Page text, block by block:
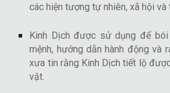
các hiện tượng tự nhiên, xã hội
Kinh Dịch được sử dụng để
mệnh, hướng dẫn hành động và
xưa tin rằng Kinh Dịch tiết lộ
vật.